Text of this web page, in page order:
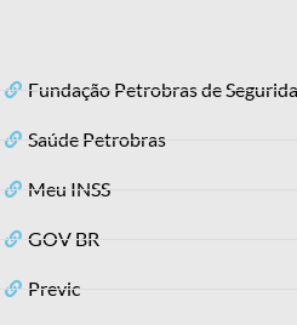
Fundação Petrobras de
Saúde Petrobras
Meu INSS
GOV BR
Previc